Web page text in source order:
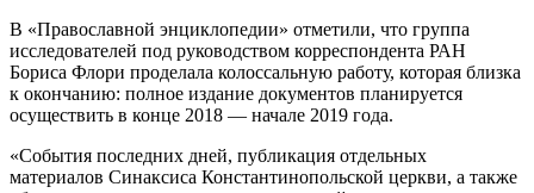
В «Православной энциклопедии» отметили, что группа
исследователей под руководством корреспондента РАН
Бориса Флори проделала колоссальную работу, которая близка
к окончанию: полное издание документов планируется
осуществить в конце 2018 — начале 2019 года.
«События последних дней, публикация отдельных
материалов Синаксиса Константинопольской церкви, а также